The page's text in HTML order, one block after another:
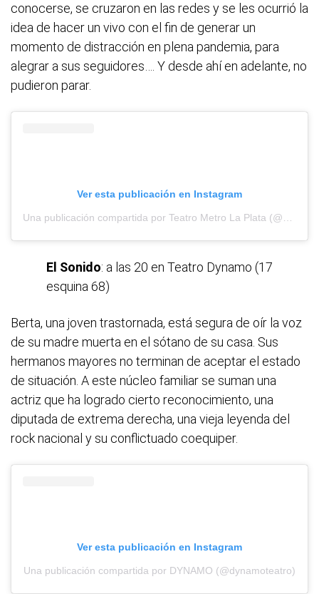
conocerse, se cruzaron en las redes y se les ocurrió la
idea de hacer un vivo con el fin de generar un
momento de distracción en plena pandemia, para
alegrar a sus seguidores…. Y desde ahí en adelante, no
pudieron parar.
Ver esta publicación en Instagram
El Sonido: a las 20 en Teatro Dynamo (17
esquina 68)
Berta, una joven trastornada, está segura de oír la voz
de su madre muerta en el sótano de su casa. Sus
hermanos mayores no terminan de aceptar el estado
de situación. A este núcleo familiar se suman una
actriz que ha logrado cierto reconocimiento, una
diputada de extrema derecha, una vieja leyenda del
rock nacional y su conflictuado coequiper.
Ver esta publicación en Instagram
Una publicación compartida por DYNAMO (@dynamoteatro)